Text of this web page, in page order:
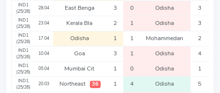
IND1
(25/26)
28.04 East Benga 3 0 Odisha 3
IND1
(25/26)
23.04 Kerala Bla 2 1 Odisha 3
IND1
(25/26)
17.04 Odisha 1 1 Mohammedan 2
IND1
(25/26)
10.04 Goa 3 1 Odisha 4
IND1
(25/26)
05.04 Mumbai Cit 1 0 Odisha 1
IND1
(25/26)
20.03 Northeast 36 1 4 Odisha 5